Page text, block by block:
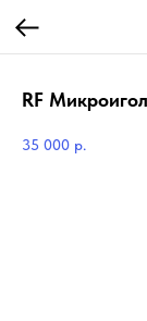
RF
35 000 р.